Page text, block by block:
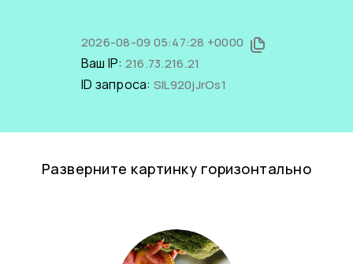
2026-08-09 05:47:28 +0000
Ваш IP: 216.73.216.21
ID запроса: SlL920jJrOs1
Разверните картинку горизонтально